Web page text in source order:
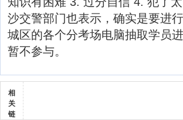
沙交警部门也表示，确实是要进
城区的各个分考场电脑抽取学员
暂不参与。
相
关
链